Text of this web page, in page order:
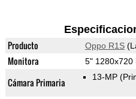
Producto Oppo R1S
Monitora 5" 1280x720
Cámara Primaria 13-MP